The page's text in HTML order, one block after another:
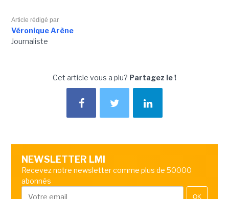
Article rédigé par
Véronique Arène
Journaliste
Cet article vous a plu? Partagez le !
NEWSLETTER LMI
Recevez notre newsletter comme plus de 50000
abonnés
OK